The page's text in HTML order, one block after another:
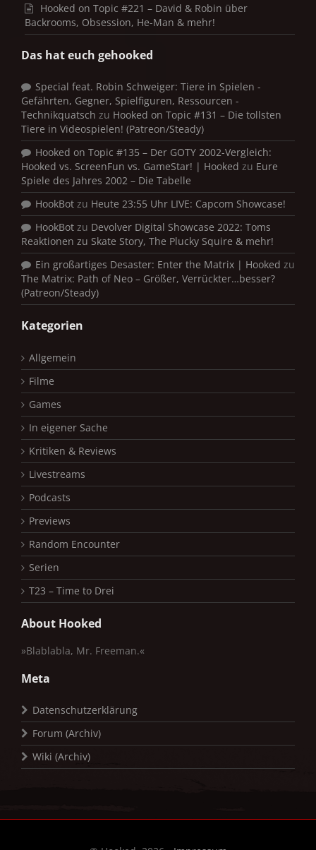
Hooked on Topic #221 – David & Robin über
Backrooms, Obsession, He-Man & mehr!
Das hat euch gehooked
Special feat. Robin Schweiger: Tiere in Spielen -
Gefährten, Gegner, Spielfiguren, Ressourcen -
Technikquatsch zu Hooked on Topic #131 – Die tollsten
Tiere in Videospielen! (Patreon/Steady)
Hooked on Topic #135 – Der GOTY 2002-Vergleich:
Hooked vs. ScreenFun vs. GameStar! | Hooked zu Eure
Spiele des Jahres 2002 – Die Tabelle
HookBot zu Heute 23:55 Uhr LIVE: Capcom Showcase!
HookBot zu Devolver Digital Showcase 2022: Toms
Reaktionen zu Skate Story, The Plucky Squire & mehr!
Ein großartiges Desaster: Enter the Matrix | Hooked zu
The Matrix: Path of Neo – Größer, Verrückter…besser?
(Patreon/Steady)
Kategorien
Allgemein
Filme
Games
In eigener Sache
Kritiken & Reviews
Livestreams
Podcasts
Previews
Random Encounter
Serien
T23 – Time to Drei
About Hooked
»Blablabla, Mr. Freeman.«
Meta
Datenschutzerklärung
Forum (Archiv)
Wiki (Archiv)